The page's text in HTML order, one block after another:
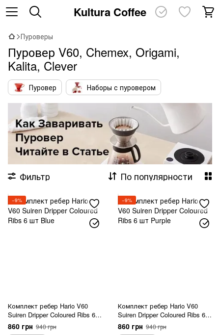
Kultura Coffee
Пуроверы
Пуровер V60, Chemex, Origami,
Kalita, Clever
Пуровер Наборы с пуровером
Фильтр По популярности
−9%
Комплект ребер Hario V60
Suiren Dripper Coloured Ribs 6
шт Blue
860 грн 940 грн
−9%
Комплект ребер Hario V60
Suiren Dripper Coloured Ribs 6
шт Purple
860 грн 940 грн